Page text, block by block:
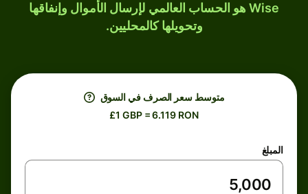
Wise هو الحساب العالمي لإرسال الأموال وإنفاقها
وتحويلها كالمحليين.
متوسط ​​سعر الصرف في السوق
£1 GBP = 6.119 RON
المبلغ